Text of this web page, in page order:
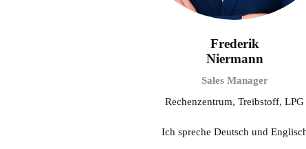
Frederik
Niermann
Sales Manager
Rechenzentrum, Treibstoff, LPG
Ich spreche Deutsch und